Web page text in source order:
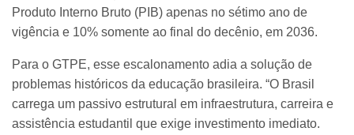
Produto Interno Bruto (PIB) apenas no sétimo ano de
vigência e 10% somente ao final do decênio, em 2036.
Para o GTPE, esse escalonamento adia a solução de
problemas históricos da educação brasileira. “O Brasil
carrega um passivo estrutural em infraestrutura, carreira e
assistência estudantil que exige investimento imediato.